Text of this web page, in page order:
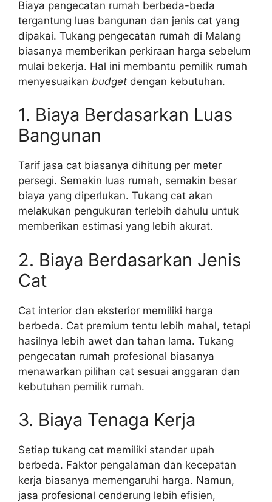
Biaya pengecatan rumah berbeda-beda
tergantung luas bangunan dan jenis cat yang
dipakai. Tukang pengecatan rumah di Malang
biasanya memberikan perkiraan harga sebelum
mulai bekerja. Hal ini membantu pemilik rumah
menyesuaikan budget dengan kebutuhan.
1. Biaya Berdasarkan Luas
Bangunan
Tarif jasa cat biasanya dihitung per meter
persegi. Semakin luas rumah, semakin besar
biaya yang diperlukan. Tukang cat akan
melakukan pengukuran terlebih dahulu untuk
memberikan estimasi yang lebih akurat.
2. Biaya Berdasarkan Jenis
Cat
Cat interior dan eksterior memiliki harga
berbeda. Cat premium tentu lebih mahal, tetapi
hasilnya lebih awet dan tahan lama. Tukang
pengecatan rumah profesional biasanya
menawarkan pilihan cat sesuai anggaran dan
kebutuhan pemilik rumah.
3. Biaya Tenaga Kerja
Setiap tukang cat memiliki standar upah
berbeda. Faktor pengalaman dan kecepatan
kerja biasanya memengaruhi harga. Namun,
jasa profesional cenderung lebih efisien,